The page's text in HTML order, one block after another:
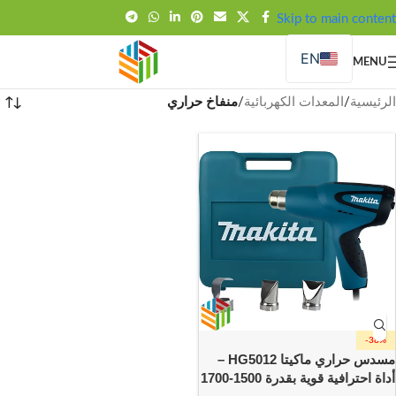
Skip to main content
FREE SHIPPING OVER 99SAR
MENU
EN
الرئيسية/ المعدات الكهربائية/منفاخ حراري
-38%
مسدس حراري ماكيتا HG5012 –
أداة احترافية قوية بقدرة 1500-1700